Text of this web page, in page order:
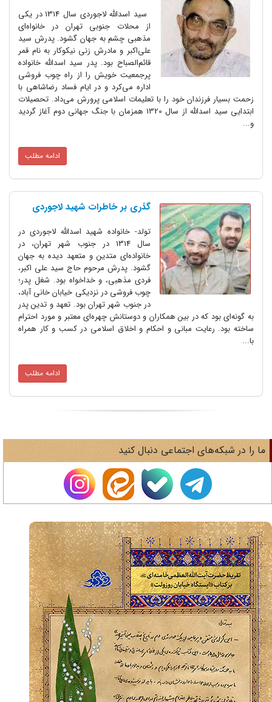
سید اسدالله لاجوردی سال 1314 در یکی
از محلات جنوبی تهران در خانواه‌ای
مذهبی چشم به جهان گشود. پدرش سید
علی‌اکبر و مادرش زنی نیکوکار به نام قمر
قائم‌الصباح بود. پدر سید اسدالله خانواده
پرجمعیت خویش را از راه چوب فروشی
اداره می‌کرد و در ایام فساد رضاشاهی با
زحمت بسیار فرزندان خود را با تعلیمات اسلامی پرورش می‌داد. تحصیلات
ابتدایی سید اسدالله از سال 1320 همزمان با جنگ جهانی دوم آغاز گردید
و...
ادامه مطلب
گذری بر خاطرات شهید لاجوردی
تولد- خانواده شهید اسدالله لاجوردی در
سال 1314 در جنوب شهر تهران، در
خانواده‌ای متدین و متعهد دیده به جهان
گشود. پدرش مرحوم حاج سید علی اکبر،
فردی مذهبی، و خداخواه بود. شغل پدر؛
چوب فروشی در نزدیکی خیابان خانی آباد،
در جنوب شهر تهران بود. تعهد و تدین پدر
به گونه‌ای بود که در بین همکاران و دوستانش چهره‌ای معتبر و مورد احترام
ساخته بود. رعایت مبانی و احکام و اخلاق اسلامی در کسب و کار همراه
با...
ادامه مطلب
را در شبکه‌های اجتماعی دنبال کنید